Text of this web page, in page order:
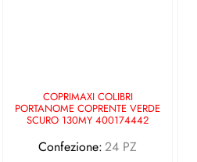
COPRIMAXI COLIBRI
PORTANOME COPRENTE VERDE
SCURO 130MY 400174442
Confezione:24 PZ